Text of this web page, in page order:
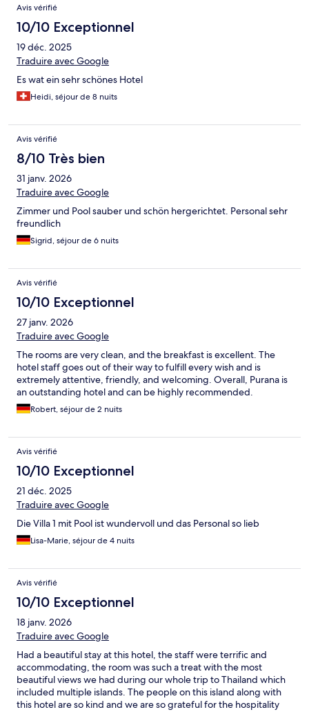
Avis vérifié
10/10 Exceptionnel
19 déc. 2025
Traduire avec Google
Es wat ein sehr schönes Hotel
Heidi, séjour de 8 nuits
Avis vérifié
8/10 Très bien
31 janv. 2026
Traduire avec Google
Zimmer und Pool sauber und schön hergerichtet. Personal sehr
freundlich
Sigrid, séjour de 6 nuits
Avis vérifié
10/10 Exceptionnel
27 janv. 2026
Traduire avec Google
The rooms are very clean, and the breakfast is excellent. The
hotel staff goes out of their way to fulfill every wish and is
extremely attentive, friendly, and welcoming. Overall, Purana is
an outstanding hotel and can be highly recommended.
Robert, séjour de 2 nuits
Avis vérifié
10/10 Exceptionnel
21 déc. 2025
Traduire avec Google
Die Villa 1 mit Pool ist wundervoll und das Personal so lieb
Lisa-Marie, séjour de 4 nuits
Avis vérifié
10/10 Exceptionnel
18 janv. 2026
Traduire avec Google
Had a beautiful stay at this hotel, the staff were terrific and
accommodating, the room was such a treat with the most
beautiful views we had during our whole trip to Thailand which
included multiple islands. The people on this island along with
this hotel are so kind and we are so grateful for the hospitality